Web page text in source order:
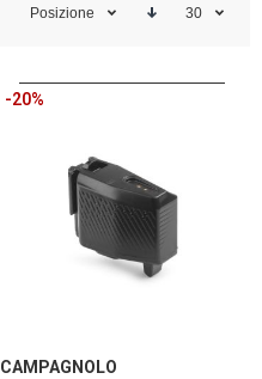
Posizione 30
-20%
CAMPAGNOLO